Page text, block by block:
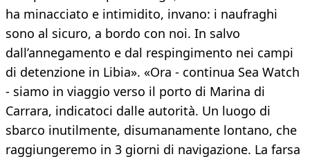
ha minacciato e intimidito, invano: i naufraghi
sono al sicuro, a bordo con noi. In salvo
dall’annegamento e dal respingimento nei campi
di detenzione in Libia». «Ora - continua Sea Watch
- siamo in viaggio verso il porto di Marina di
Carrara, indicatoci dalle autorità. Un luogo di
sbarco inutilmente, disumanamente lontano, che
raggiungeremo in 3 giorni di navigazione. La farsa